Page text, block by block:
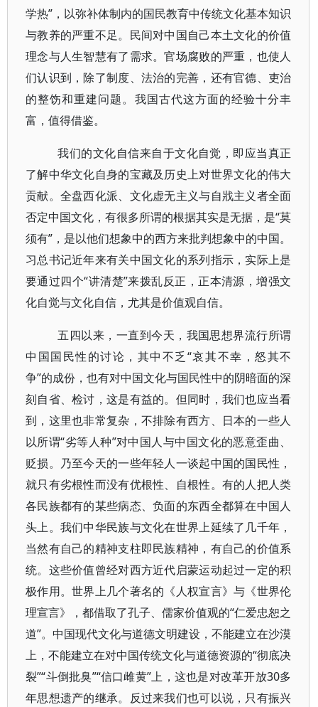
学热”，以弥补体制内的国民教育中传统文化基本知识
与教养的严重不足。民间对中国自己本土文化的价值
理念与人生智慧有了需求。官场腐败的严重，也使人
们认识到，除了制度、法治的完善，还有官德、吏治
的整饬和重建问题。我国古代这方面的经验十分丰
富，值得借鉴。
我们的文化自信来自于文化自觉，即应当真正
了解中华文化自身的宝藏及历史上对世界文化的伟大
贡献。全盘西化派、文化虚无主义与自戕主义者全面
否定中国文化，有很多所谓的根据其实是无据，是“莫
须有”，是以他们想象中的西方来批判想象中的中国。
习总书记近年来有关中国文化的系列指示，实际上是
要通过四个“讲清楚”来拨乱反正，正本清源，增强文
化自觉与文化自信，尤其是价值观自信。
五四以来，一直到今天，我国思想界流行所谓
中国国民性的讨论，其中不乏“哀其不幸，怒其不
争”的成份，也有对中国文化与国民性中的阴暗面的深
刻自省、检讨，这是有益的。但同时，我们也应当看
到，这里也非常复杂，不排除有西方、日本的一些人
以所谓“劣等人种”对中国人与中国文化的恶意歪曲、
贬损。乃至今天的一些年轻人一谈起中国的国民性，
就只有劣根性而没有优根性、自根性。有的人把人类
各民族都有的某些病态、负面的东西全都算在中国人
头上。我们中华民族与文化在世界上延续了几千年，
当然有自己的精神支柱即民族精神，有自己的价值系
统。这些价值曾经对西方近代启蒙运动起过一定的积
极作用。世界上几个著名的《人权宣言》与《世界伦
理宣言》，都借取了孔子、儒家价值观的“仁爱忠恕之
道”。中国现代文化与道德文明建设，不能建立在沙漠
上，不能建立在对中国传统文化与道德资源的“彻底决
裂”“斗倒批臭”“信口雌黄”上，这也是对改革开放30多
年思想遗产的继承。反过来我们也可以说，只有振兴